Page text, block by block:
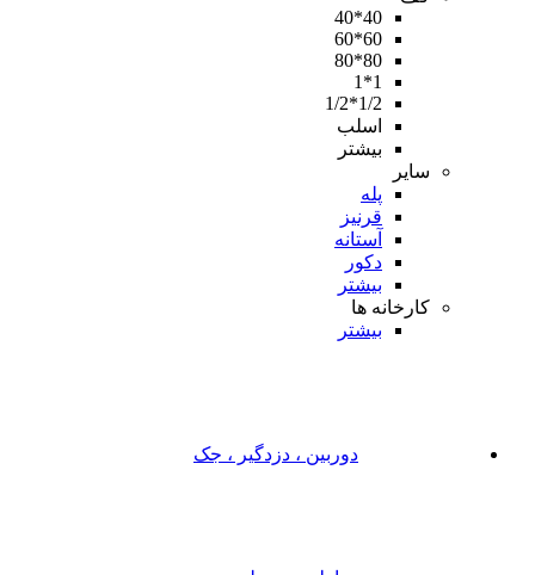
40*40
60*60
80*80
1*1
1/2*1/2
اسلب
بیشتر
سایر
پله
قرنیز
آستانه
دکور
بیشتر
کارخانه ها
بیشتر
دوربین ، دزدگیر ، جک